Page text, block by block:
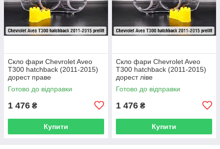
Скло фари Chevrolet Aveo
T300 hatchback (2011-2015)
дорест праве
Готово до відправки
1 476 ₴
Купити
Скло фари Chevrolet Aveo
T300 hatchback (2011-2015)
дорест ліве
Готово до відправки
1 476 ₴
Купити